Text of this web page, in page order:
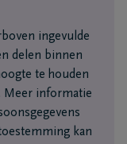
ingevulde
delen binnen
te houden
Meer informatie
kan